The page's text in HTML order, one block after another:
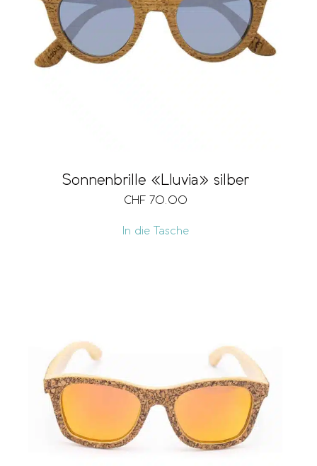
Sonnenbrille «Lluvia» silber
CHF 70.00
In die Tasche